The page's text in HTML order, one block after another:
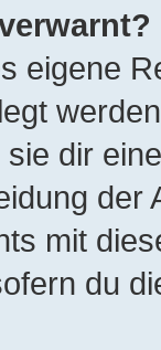
eigene
dir
der
mit
du